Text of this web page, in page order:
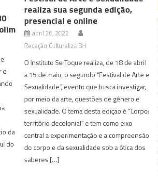
e
da
do
realiza sua segunda edição,
presencial e online
abril 26, 2022
Redação Culturaliza BH
O Instituto Se Toque realiza, de 18 de abril
a 15 de maio, o segundo “Festival de Arte e
Sexualidade”, evento que busca investigar,
por meio da arte, questões de gênero e
sexualidade. O tema desta edição é “Corpo:
território decolonial” e tem como eixo
central a experimentação e a compreensão
do corpo e da sexualidade sob a ótica dos
saberes […]